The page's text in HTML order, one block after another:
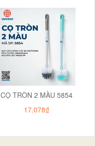
CỌ TRÒN 2 MÀU 5854
17.078₫